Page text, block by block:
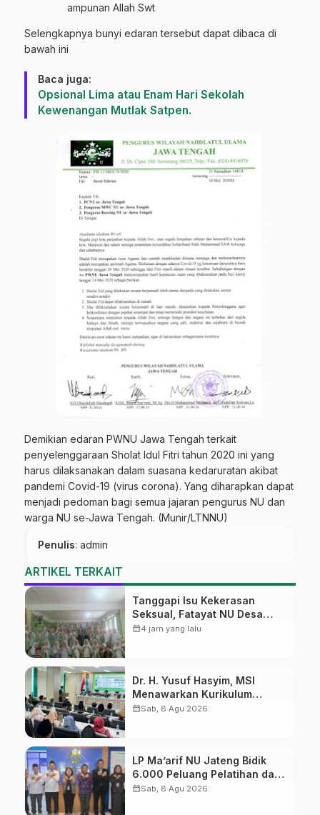
ampunan Allah Swt
Selengkapnya bunyi edaran tersebut dapat dibaca di
bawah ini
Baca juga:
Opsional Lima atau Enam Hari Sekolah
Kewenangan Mutlak Satpen.
Demikian edaran PWNU Jawa Tengah terkait
penyelenggaraan Sholat Idul Fitri tahun 2020 ini yang
harus dilaksanakan dalam suasana kedaruratan akibat
pandemi Covid-19 (virus corona). Yang diharapkan dapat
menjadi pedoman bagi semua jajaran pengurus NU dan
warga NU se-Jawa Tengah. (Munir/LTNNU)
Penulis: admin
ARTIKEL TERKAIT
Tanggapi Isu Kekerasan
Seksual, Fatayat NU Desa
Gembong Datangkan Aktifis
calendar_month4 jam yang lalu
Dr. H. Yusuf Hasyim, MSI
Menawarkan Kurikulum
Diversifikasi, Harapan Baru
calendar_monthSab, 8 Agu 2026
LP Ma’arif NU Jateng Bidik
6.000 Peluang Pelatihan dan
Sertifikasi bagi Lulusan SMK
calendar_monthSab, 8 Agu 2026